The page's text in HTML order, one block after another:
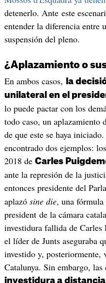
detenerlo. Ante este
entender la diferencia entre
suspensión del pleno.
¿Aplazamiento o
En ambos casos,
la
unilateral en el
lo puede pactar con los
todo caso, un aplazamiento
de que este se haya
encontrado dos ejemplos:
2018 de Carles
ante la represión de la
entonces presidente del
aplazó sine die, una fórmula
president de la cámara
investidura fallida de Carles
el líder de Junts aseguraba
investido y, posteriormente,
Catalunya. Sin embargo,
investidura a distancia